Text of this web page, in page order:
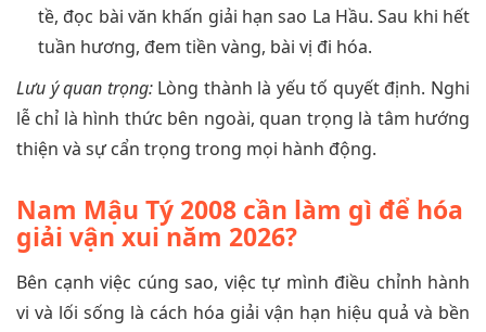
tề, đọc bài văn khấn giải hạn sao La Hầu. Sau khi hết
tuần hương, đem tiền vàng, bài vị đi hóa.
Lưu ý quan trọng:Lòng thành là yếu tố quyết định. Nghi
lễ chỉ là hình thức bên ngoài, quan trọng là tâm hướng
thiện và sự cẩn trọng trong mọi hành động.
Nam Mậu Tý 2008 cần làm gì để hóa
giải vận xui năm 2026?
Bên cạnh việc cúng sao, việc tự mình điều chỉnh hành
vi và lối sống là cách hóa giải vận hạn hiệu quả và bền